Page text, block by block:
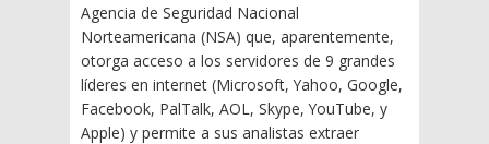
Agencia de Seguridad Nacional
Norteamericana (NSA) que, aparentemente,
otorga acceso a los servidores de 9 grandes
líderes en internet (Microsoft, Yahoo, Google,
Facebook, PalTalk, AOL, Skype, YouTube, y
Apple) y permite a sus analistas extraer